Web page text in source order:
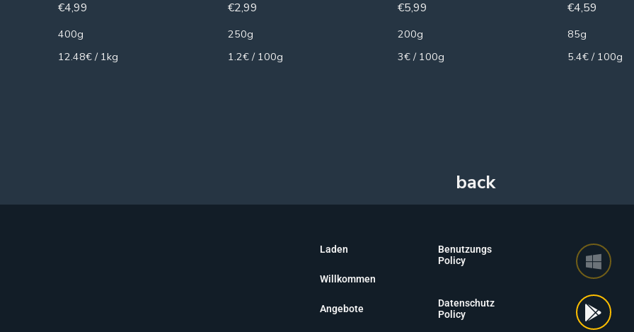
€4,99
400g
12.48€ / 1kg
€2,99
250g
1.2€ / 100g
€5,99
200g
3€ / 100g
€4,59
85g
5.4€ / 100g
Laden
Willkommen
Angebote
Benutzungs
Policy
Datenschutz
Policy